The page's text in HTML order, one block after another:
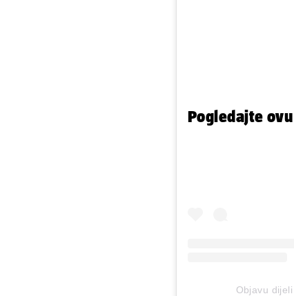
Pogledajte
Objavu